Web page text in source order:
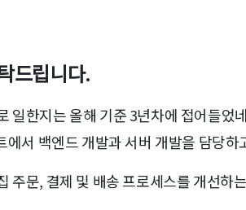
드립니다.
한지는 올해 기준 3년차에 접어들었
에서 백엔드 개발과 서버 개발을 담당하
문, 결제 및 배송 프로세스를 개선하